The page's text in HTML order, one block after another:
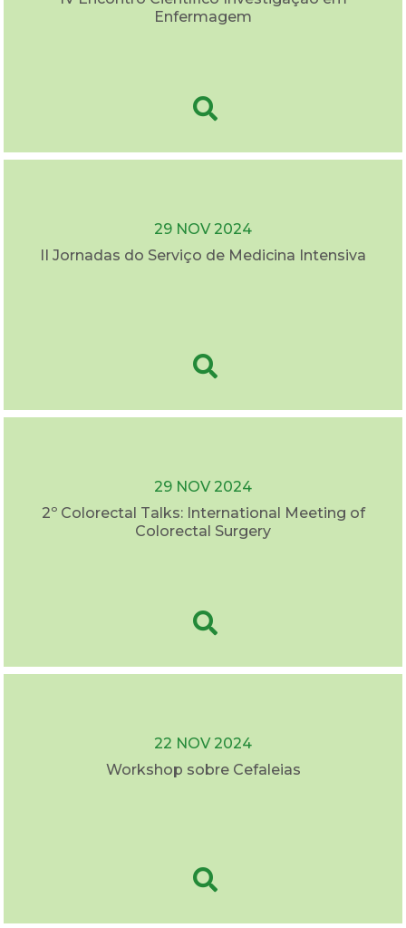
Enfermagem
29 NOV 2024
II Jornadas do Serviço de Medicina Intensiva
29 NOV 2024
2º Colorectal Talks: International Meeting of
Colorectal Surgery
22 NOV 2024
Workshop sobre Cefaleias